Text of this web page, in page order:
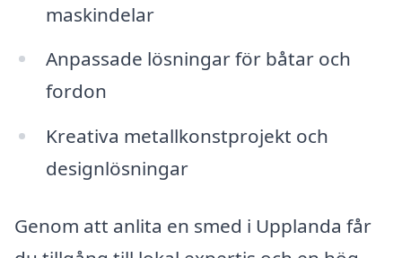
maskindelar
Anpassade lösningar för båtar och
fordon
Kreativa metallkonstprojekt och
designlösningar
Genom att anlita en smed i Upplanda får